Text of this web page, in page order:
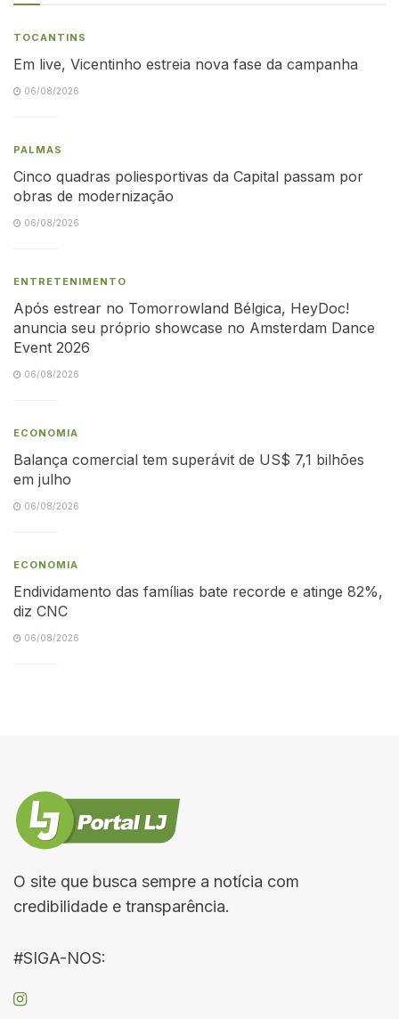
TOCANTINS
Em live, Vicentinho estreia nova fase da campanha
06/08/2026
PALMAS
Cinco quadras poliesportivas da Capital passam por
obras de modernização
06/08/2026
ENTRETENIMENTO
Após estrear no Tomorrowland Bélgica, HeyDoc!
anuncia seu próprio showcase no Amsterdam Dance
Event 2026
06/08/2026
ECONOMIA
Balança comercial tem superávit de US$ 7,1 bilhões
em julho
06/08/2026
ECONOMIA
Endividamento das famílias bate recorde e atinge 82%,
diz CNC
06/08/2026
O site que busca sempre a notícia com
credibilidade e transparência.
#SIGA-NOS: